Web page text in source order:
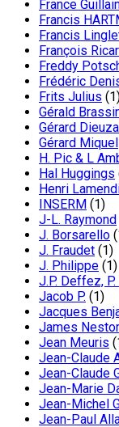
France
Francis
Francis
François
Freddy
Frédéric
Frits Julius
Gérald
Gérard
Gérard Miquel
H. Pic & L
Hal Huggings
Henri
INSERM (1)
J-L. Raymond
J. Borsarello
J. Fraudet (1)
J. Philippe (1)
J.P. Deffez,
Jacob P. (1)
Jacques
James Nestor
Jean Meuris
Jean-Claude
Jean-Claude
Jean-Marie
Jean-Michel
Jean-Paul